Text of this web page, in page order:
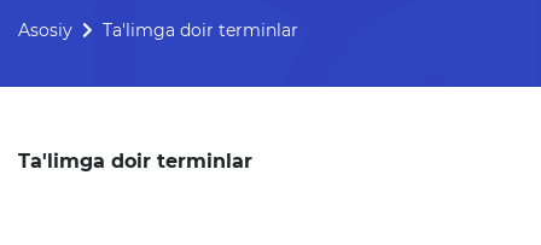
Boshqarma tuzilmasi
Asosiy Ta'limga doir terminlar
Ta'limga doir terminlar